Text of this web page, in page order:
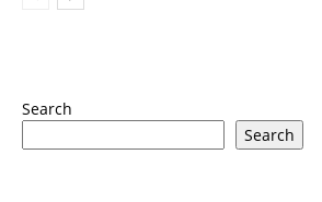
Search
Search